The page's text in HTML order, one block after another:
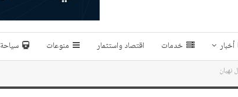
أخبار خدمات اقتصاد واستثمار منوعات سياحة
نهيان